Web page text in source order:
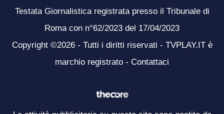
Testata Giornalistica registrata presso il Tribunale di
Roma con n°62/2023 del 17/04/2023
Copyright ©2026 - Tutti i diritti riservati - TVPLAY.IT è
marchio registrato - Contattaci